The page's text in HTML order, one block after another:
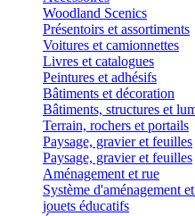
Woodland Scenics
Présentoirs et assortiments
Voitures et camionnettes
Livres et catalogues
Peintures et adhésifs
Bâtiments et décoration
Bâtiments, structures et
Terrain, rochers et portails
Paysage, gravier et feuilles
Paysage, gravier et feuilles
Aménagement et rue
Système d'aménagement
jouets éducatifs